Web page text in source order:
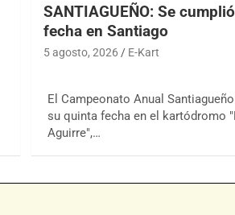
SANTIAGUEÑO: Se
fecha en Santiago
5 agosto, 2026 E-Kart
El Campeonato Anual
su quinta fecha en el kartódromo
Aguirre",…